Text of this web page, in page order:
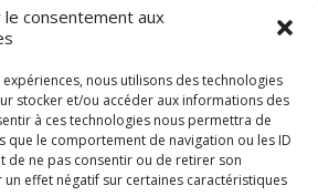
le consentement aux
nous utilisons des technologies
stocker et/ou accéder aux informations des
à ces technologies nous permettra de
que le comportement de navigation ou les ID
de ne pas consentir ou de retirer son
effet négatif sur certaines caractéristiques
EN FRANCE
OFFERTE
relais dès 75€ d’achat